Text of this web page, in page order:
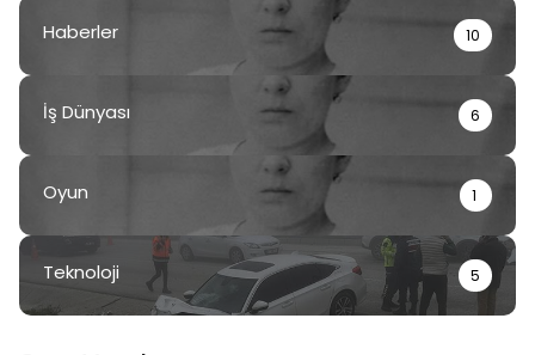
Haberler 10
İş Dünyası 6
Oyun 1
Teknoloji 5